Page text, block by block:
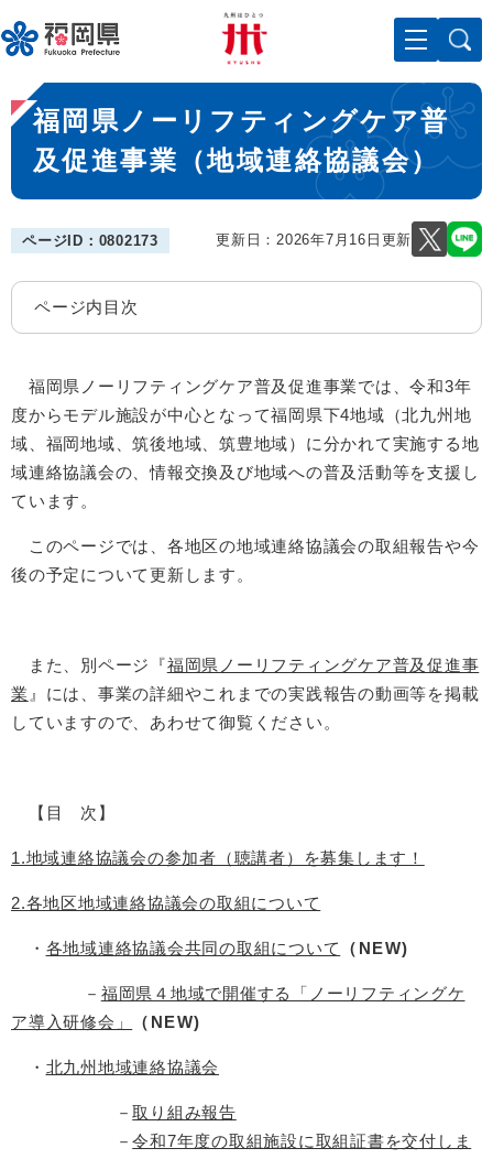
ー
ジ
先
頭
。
メニューを飛ばして本文へ
本
文
福岡県ノーリフティングケア普
及促進事業（地域連絡協議会）
ページID：0802173 更新日：2026年7月16日更新
ページ内目次
福岡県ノーリフティングケア普及促進事業では、令和3年
度からモデル施設が中心となって福岡県下4地域（北九州地
域、福岡地域、筑後地域、筑豊地域）に分かれて実施する地
域連絡協議会の、情報交換及び地域への普及活動等を支援し
ています。
このページでは、各地区の地域連絡協議会の取組報告や今
後の予定について更新します。
また、別ページ『福岡県ノーリフティングケア普及促進事
業 』には、事業の詳細やこれまでの実践報告の動画等を掲載
していますので、あわせて御覧ください。
【目 次】
1.地域連絡協議会の参加者（聴講者）を募集します！
2.各地区地域連絡協議会の取組について
・ 各地域連絡協議会共同の取組について （NEW)
－ 福岡県４地域で開催する「ノーリフティングケ
ア導入研修会」
（NEW)
・ 北九州地域連絡協議会
－取り組み報告
－令和7年度の取組施設に取組証書を交付しま